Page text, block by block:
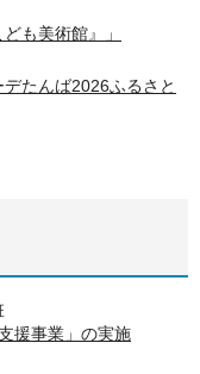
も美術館』」
たんば2026ふるさと
援事業」の実施